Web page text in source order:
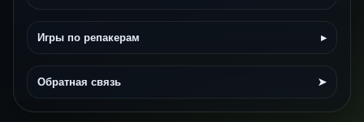
Игры по репакерам ▸
Обратная связь ➤